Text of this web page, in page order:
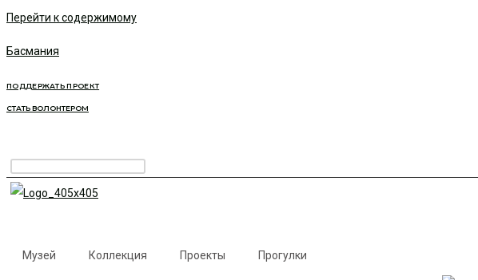
Перейти к содержимому
Басмания
ПОДДЕРЖАТЬ ПРОЕКТ
СТАТЬ ВОЛОНТЕРОМ
Музей Коллекция Проекты Прогулки